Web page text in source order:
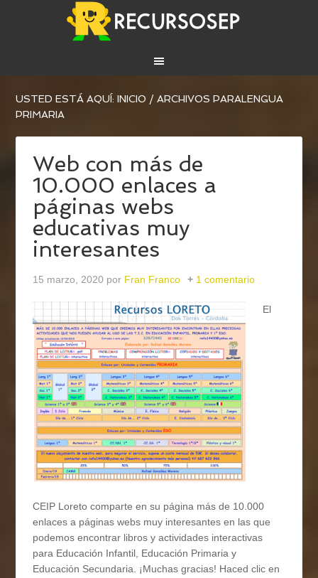
USTED ESTÁ AQUÍ:INICIO / ARCHIVOS PARALENGUA
PRIMARIA
Web con más de
10.000 enlaces a
páginas webs
educativas muy
interesantes
15 marzo, 2020 por Fran Franco 1 comentario
El
CEIP Loreto comparte en su página más de 10.000
enlaces a páginas webs muy interesantes en las que
podemos encontrar libros y actividades interactivas
para Educación Infantil, Educación Primaria y
Educación Secundaria. ¡Muchas gracias! Haced clic en